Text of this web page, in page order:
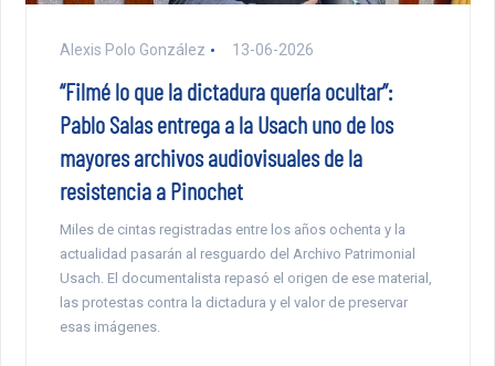
Alexis Polo González 13-06-2026
“Filmé lo que la dictadura quería ocultar”:
Pablo Salas entrega a la Usach uno de los
mayores archivos audiovisuales de la
resistencia a Pinochet
Miles de cintas registradas entre los años ochenta y la
actualidad pasarán al resguardo del Archivo Patrimonial
Usach. El documentalista repasó el origen de ese material,
las protestas contra la dictadura y el valor de preservar
esas imágenes.